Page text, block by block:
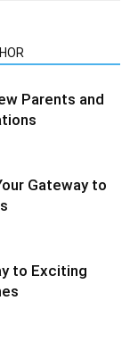
Parents and
Gateway to
to Exciting